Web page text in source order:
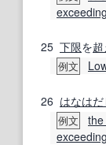
25 下限を
例文
26 はなはだ
例文
exceeding